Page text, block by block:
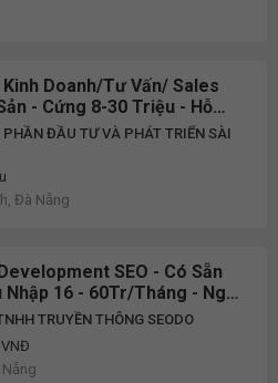
Kinh Doanh/Tư Vấn/ Sales
- Cứng 8-30 Triệu - Hỗ
TP. + Đà Nẵng
PHẦN ĐẦU TƯ VÀ PHÁT TRIỂN SÀI
Đà Nẵng
SEO - Có Sẵn
Nhập 16 - 60Tr/Tháng - Nghỉ
TRUYỀN THÔNG SEODO